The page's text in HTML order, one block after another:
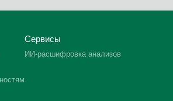
Сервисы
ИИ-расшифровка анализов